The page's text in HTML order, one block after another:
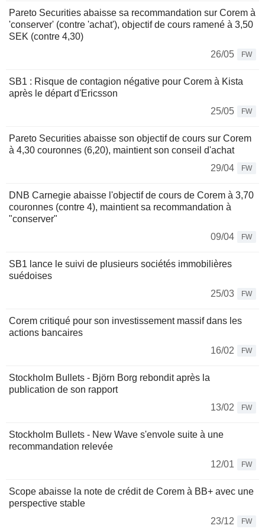
Pareto Securities abaisse sa recommandation sur Corem à
'conserver' (contre 'achat'), objectif de cours ramené à 3,50
SEK (contre 4,30)
26/05
FW
SB1 : Risque de contagion négative pour Corem à Kista
après le départ d'Ericsson
25/05
FW
Pareto Securities abaisse son objectif de cours sur Corem
à 4,30 couronnes (6,20), maintient son conseil d'achat
29/04
FW
DNB Carnegie abaisse l'objectif de cours de Corem à 3,70
couronnes (contre 4), maintient sa recommandation à
"conserver"
09/04
FW
SB1 lance le suivi de plusieurs sociétés immobilières
suédoises
25/03
FW
Corem critiqué pour son investissement massif dans les
actions bancaires
16/02
FW
Stockholm Bullets - Björn Borg rebondit après la
publication de son rapport
13/02
FW
Stockholm Bullets - New Wave s'envole suite à une
recommandation relevée
12/01
FW
Scope abaisse la note de crédit de Corem à BB+ avec une
perspective stable
23/12
FW